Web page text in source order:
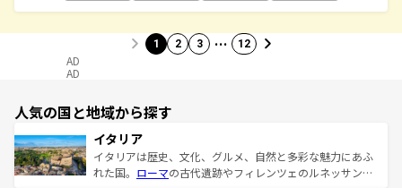
1 2 3 … 12
AD
AD
人気の国と地域から探す
イタリア
イタリアは歴史、文化、グルメ、自然と多彩な魅力にあふ
れた国。 ローマの古代遺跡やフィレンツェのルネッサンス